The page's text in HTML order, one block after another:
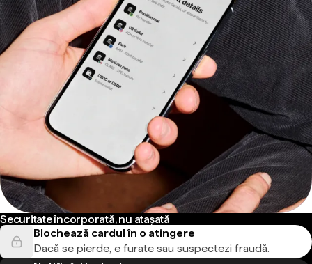
Securitate încorporată, nu atașată
Blochează cardul în o atingere
Dacă se pierde, e furate sau suspectezi fraudă.